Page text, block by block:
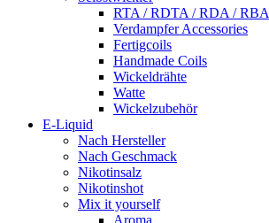
RTA / RDTA / RDA / RBA
Verdampfer Accessories
Fertigcoils
Handmade Coils
Wickeldrähte
Watte
Wickelzubehör
E-Liquid
Nach Hersteller
Nach Geschmack
Nikotinsalz
Nikotinshot
Mix it yourself